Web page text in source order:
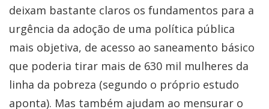
deixam bastante claros os fundamentos para a
urgência da adoção de uma política pública
mais objetiva, de acesso ao saneamento básico
que poderia tirar mais de 630 mil mulheres da
linha da pobreza (segundo o próprio estudo
aponta). Mas também ajudam ao mensurar o